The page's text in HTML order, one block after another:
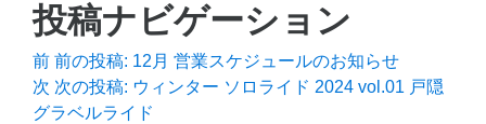
投稿ナビゲーション
前 前の投稿: 12月 営業スケジュールのお知らせ
次 次の投稿: ウィンター ソロライド 2024 vol.01 戸隠
グラベルライド